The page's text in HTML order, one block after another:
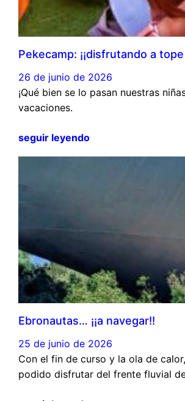
Pekecamp: ¡¡disfrutando a
26 de junio de 2026
¡Qué bien se lo pasan nuestras
vacaciones.
seguir leyendo
Ebronautas… ¡¡a navegar!!
25 de junio de 2026
Con el fin de curso y la ola de
podido disfrutar del frente fluvial